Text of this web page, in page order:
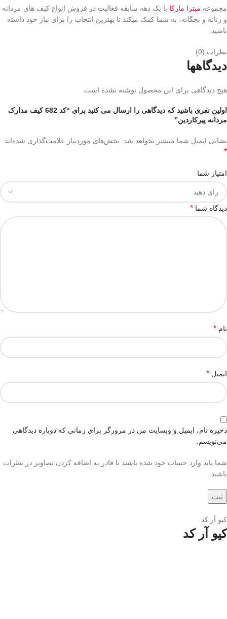
مجموعه میترا مارکا با یک دهه سابقه فعالیت در فروش انواع کیف های مردانه
و زنانه و بچگانه، به شما کمک میکند تا بهترین انتخاب را برای نیاز خود داشته
باشید.
نظرات (0)
دیدگاهها
هیچ دیدگاهی برای این محصول نوشته نشده است.
اولین نفری باشید که دیدگاهی را ارسال می کنید برای “کد 682 کیف مدارک
مردانه پیرکاردین”
نشانی ایمیل شما منتشر نخواهد شد. بخش‌های موردنیاز علامت‌گذاری شده‌اند
*
امتیاز شما
دیدگاه شما *
نام *
ایمیل *
ذخیره نام، ایمیل و وبسایت من در مرورگر برای زمانی که دوباره دیدگاهی
می‌نویسم.
شما باید وارد حساب خود شده باشید تا قادر به اضافه کردن تصاویر در نظرات
باشید.
کیو آر کد
کیو آر کد